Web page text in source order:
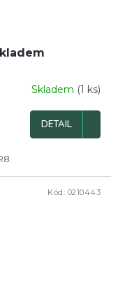
Skladem (1 ks)
DETAIL
Kód: 0210443